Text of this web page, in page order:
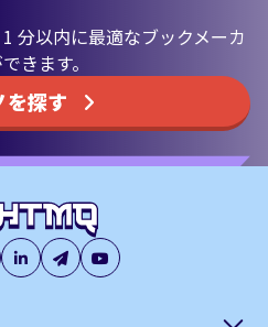
分以内に最適なブックメーカ
きます。
を探す